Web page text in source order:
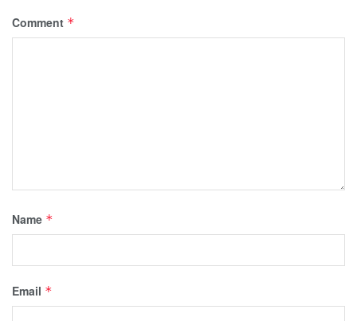
Comment *
Name *
Email *